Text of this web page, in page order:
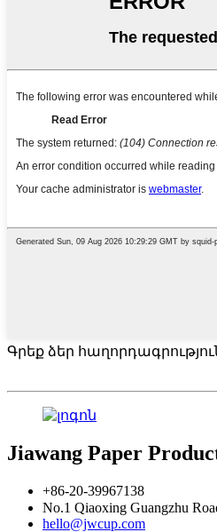
Գրեք ձեր
Jiawang Paper
+86-20-39967138
No.1 Qiaoxing Guangzhu
hello@jwcup.com